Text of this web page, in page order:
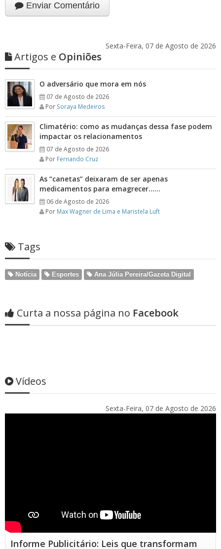
Enviar Comentário
Sexta-Feira, 07 de Agosto de 2026
Artigos e Opiniões
O adversário que mora em nós
07 de Agosto de 2026
Por Soraya Medeiros
Climatério: como as mudanças dessa fase podem
impactar os relacionamentos
07 de Agosto de 2026
Por Fernando Cruz
As “canetas” deixaram de ser apenas
medicamentos para emagrecer……
06 de Agosto de 2026
Por Max Wagner de Lima e Maristela Luft
Tags
Notícia Esportes Ana Júlia Pereira/Gazeta Digital
Curta a nossa página no Facebook
Vídeos
Sexta-Feira, 07 de Agosto de 2026
Informe Publicitário: Leis que transformam